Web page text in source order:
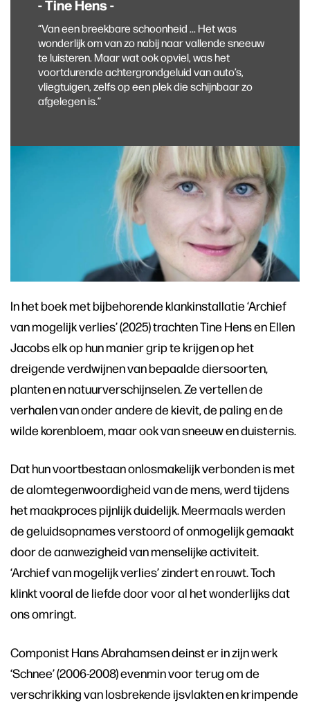
- Tine Hens -
“Van een breekbare schoonheid ... Het was
wonderlijk om van zo nabij naar vallende sneeuw
te luisteren. Maar wat ook opviel, was het
voortdurende achtergrondgeluid van auto’s,
vliegtuigen, zelfs op een plek die schijnbaar zo
afgelegen is.”
In het boek met bijbehorende klankinstallatie ‘Archief
van mogelijk verlies’ (2025) trachten Tine Hens en Ellen
Jacobs elk op hun manier grip te krijgen op het
dreigende verdwijnen van bepaalde diersoorten,
planten en natuurverschijnselen. Ze vertellen de
verhalen van onder andere de kievit, de paling en de
wilde korenbloem, maar ook van sneeuw en duisternis.
Dat hun voortbestaan onlosmakelijk verbonden is met
de alomtegenwoordigheid van de mens, werd tijdens
het maakproces pijnlijk duidelijk. Meermaals werden
de geluidsopnames verstoord of onmogelijk gemaakt
door de aanwezigheid van menselijke activiteit.
‘Archief van mogelijk verlies’ zindert en rouwt. Toch
klinkt vooral de liefde door voor al het wonderlijks dat
ons omringt.
Componist Hans Abrahamsen deinst er in zijn werk
‘Schnee’ (2006-2008) evenmin voor terug om de
verschrikking van losbrekende ijsvlakten en krimpende